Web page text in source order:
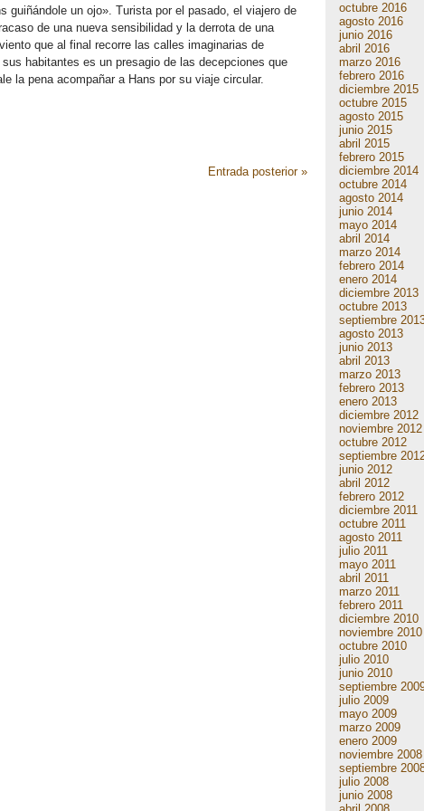
guiñándole un ojo». Turista por el pasado, el viajero de
de una nueva sensibilidad y la derrota de una
que al final recorre las calles imaginarias de
habitantes es un presagio de las decepciones que
la pena acompañar a Hans por su viaje circular.
Entrada posterior »
octubre 2016
agosto 2016
junio 2016
abril 2016
marzo 2016
febrero 2016
diciembre 2015
octubre 2015
agosto 2015
junio 2015
abril 2015
febrero 2015
diciembre 2014
octubre 2014
agosto 2014
junio 2014
mayo 2014
abril 2014
marzo 2014
febrero 2014
enero 2014
diciembre 2013
octubre 2013
septiembre
agosto 2013
junio 2013
abril 2013
marzo 2013
febrero 2013
enero 2013
diciembre 2012
noviembre 2012
octubre 2012
septiembre
junio 2012
abril 2012
febrero 2012
diciembre 2011
octubre 2011
agosto 2011
julio 2011
mayo 2011
abril 2011
marzo 2011
febrero 2011
diciembre 2010
noviembre 2010
octubre 2010
julio 2010
junio 2010
septiembre
julio 2009
mayo 2009
marzo 2009
enero 2009
noviembre 2008
septiembre
julio 2008
junio 2008
abril 2008